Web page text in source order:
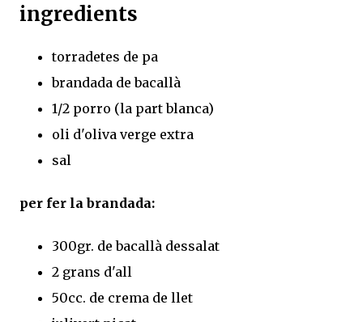
ingredients
torradetes de pa
brandada de bacallà
1/2 porro (la part blanca)
oli d'oliva verge extra
sal
per fer la brandada:
300gr. de bacallà dessalat
2 grans d'all
50cc. de crema de llet